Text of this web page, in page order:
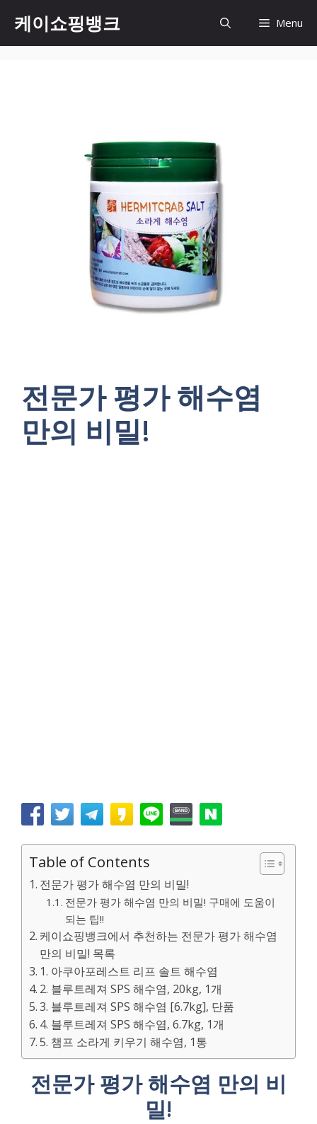
content
케이쇼핑뱅크 Menu
전문가 평가 해수염
만의 비밀!
Table of Contents
전문가 평가 해수염 만의 비밀!
전문가 평가 해수염 만의 비밀! 구매에 도움이
되는 팁!!
케이쇼핑뱅크에서 추천하는 전문가 평가 해수염
만의 비밀! 목록
1. 아쿠아포레스트 리프 솔트 해수염
2. 블루트레져 SPS 해수염, 20kg, 1개
3. 블루트레져 SPS 해수염 [6.7kg], 단품
4. 블루트레져 SPS 해수염, 6.7kg, 1개
5. 챔프 소라게 키우기 해수염, 1통
전문가 평가 해수염 만의 비
밀!